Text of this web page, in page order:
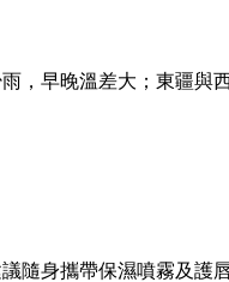
，早晚溫差大；東疆與
隨身攜帶保濕噴霧及護